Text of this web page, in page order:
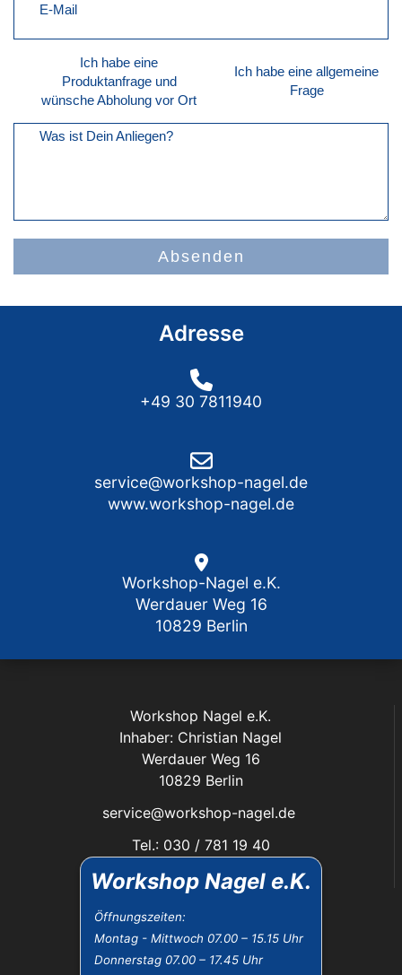
Workshop Nagel e.K.
Öffnungszeiten:
Montag - Mittwoch 07.00 – 15.15 Uhr
Donnerstag 07.00 – 17.45 Uhr
E-Mail
Ich habe eine
Produktanfrage und
wünsche Abholung vor Ort
Ich habe eine allgemeine
Frage
Was ist Dein Anliegen?
Absenden
Adresse
+49 30 7811940
service@workshop-nagel.de
www.workshop-nagel.de
Workshop-Nagel e.K.
Werdauer Weg 16
10829 Berlin
Workshop Nagel e.K.
Inhaber: Christian Nagel
Werdauer Weg 16
10829 Berlin
service@workshop-nagel.de
Tel.: 030 / 781 19 40
Das Unternehmen:
Öffnungszeiten
Datenschutz